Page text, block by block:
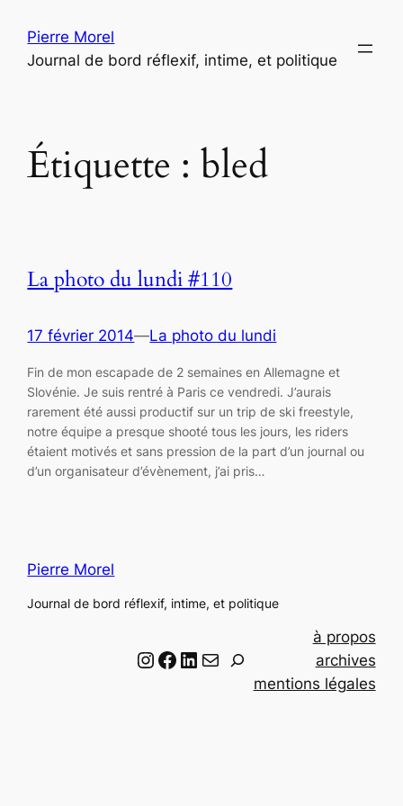
contenu
Pierre Morel
Journal de bord réflexif, intime, et politique
Étiquette :bled
La photo du lundi #110
17 février 2014—La photo du lundi
Fin de mon escapade de 2 semaines en Allemagne et
Slovénie. Je suis rentré à Paris ce vendredi. J’aurais
rarement été aussi productif sur un trip de ski freestyle,
notre équipe a presque shooté tous les jours, les riders
étaient motivés et sans pression de la part d’un journal ou
d’un organisateur d’évènement, j’ai pris…
Pierre Morel
Journal de bord réflexif, intime, et politique
Instagram Facebook LinkedIn Email
à propos
archives
mentions légales